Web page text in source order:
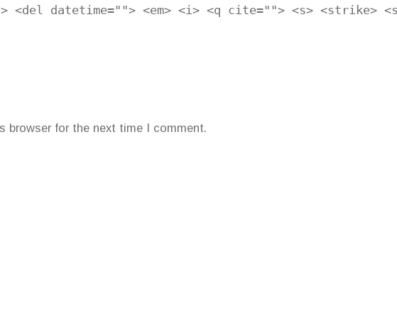
<del datetime=""> <em> <i> <q cite=""> <s> <strike>
browser for the next time I comment.